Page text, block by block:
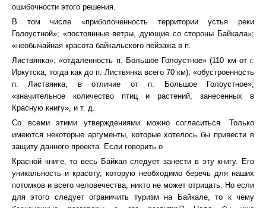
ошибочности этого решения.
В том числе «приболоченность территории устья реки
Голоустной»; «постоянные ветры, дующие со стороны Байкала»;
«необычайная красота байкальского пейзажа в п.
Листвянка»; «отдаленность п. Большое Голоустное» (110 км от г.
Иркутска, тогда как до п. Листвянка всего 70 км); «обустроенность
п. Листвянка, в отличие от п. Большое Голоустное»;
«значительное количество птиц и растений, занесенных в
Красную книгу», и т. д.
Со всеми этими утверждениями можно согласиться. Только
имеются некоторые аргументы, которые хотелось бы привести в
защиту данного проекта. Если говорить о
Красной книге, то весь Байкал следует занести в эту книгу. Его
уникальность и красоту, которую необходимо беречь для наших
потомков и всего человечества, никто не может отрицать. Но если
для этого следует ограничить туризм на Байкале, то к чему